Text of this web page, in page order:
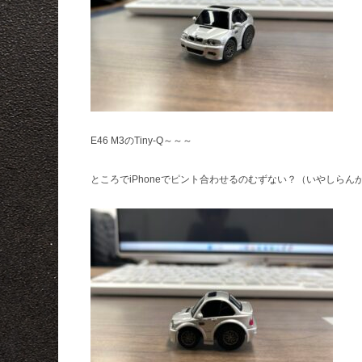
E46 M3のTiny-Q～～～
ところでiPhoneでピント合わせるのむずない？（いやしらん